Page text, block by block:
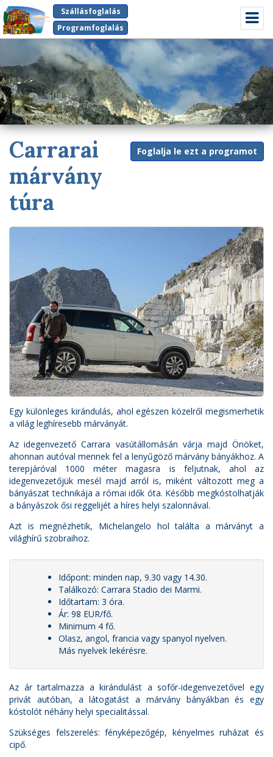
Szállásfoglalás
Programfoglalás
Foglalja le ezt a programot
Carrarai
márvány
túra
Egy különleges kirándulás, ahol egészen közelről megismerhetik
a világ leghíresebb márványát.
Az idegenvezető Carrara vasútállomásán várja majd Önöket,
ahonnan autóval mennek fel a lenyűgöző márvány bányákhoz. A
terepjáróval 1000 méter magasra is feljutnak, ahol az
idegenvezetőjük mesél majd arról is, miként változott meg a
bányászat technikája a római idők óta. Később megkóstolhatják
a bányászok ősi reggelijét a híres helyi szalonnával.
Azt is megnézhetik, Michelangelo hol találta a márványt a
világhírű szobraihoz.
Időpont: minden nap, 9.30 vagy 14.30.
Találkozó: Carrara Stadio dei Marmi.
Időtartam: 3 óra.
Ár: 98 EUR/fő.
Minimum 4 fő.
Olasz, angol, francia vagy spanyol nyelven.
Más nyelvek lekérésre.
Az ár tartalmazza a kirándulást a sofőr-idegenvezetővel egy
privát autóban, a látogatást a márvány bányákban és egy
kóstolót néhány helyi specialitással.
Szükséges felszerelés: fényképezőgép, kényelmes ruházat és
cipő.